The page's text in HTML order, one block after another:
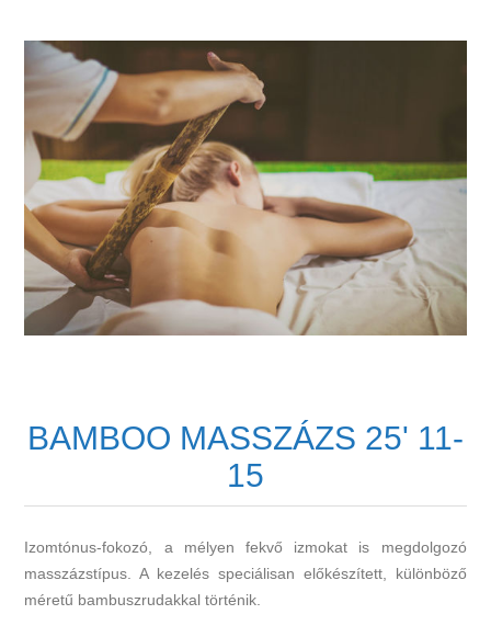
BAMBOO MASSZÁZS 25' 11-
15
Izomtónus-fokozó, a mélyen fekvő izmokat is megdolgozó
masszázstípus. A kezelés speciálisan előkészített, különböző
méretű bambuszrudakkal történik.